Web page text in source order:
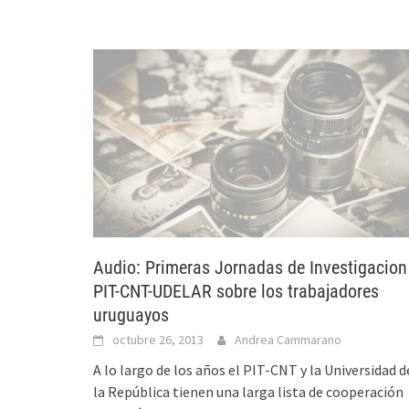
Audio: Primeras Jornadas de Investigacion
PIT-CNT-UDELAR sobre los trabajadores
uruguayos
octubre 26, 2013 Andrea Cammarano
A lo largo de los años el PIT-CNT y la Universidad
la República tienen una larga lista de cooperación